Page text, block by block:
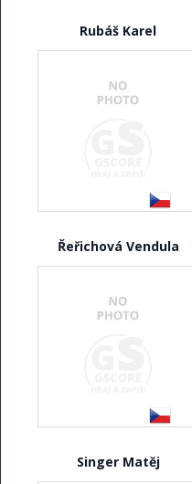
Rubáš Karel
Řeřichová Vendula
Singer Matěj